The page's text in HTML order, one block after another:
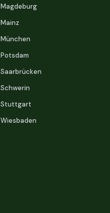
Magdeburg
Mainz
München
Potsdam
Saarbrücken
Schwerin
Stuttgart
Wiesbaden